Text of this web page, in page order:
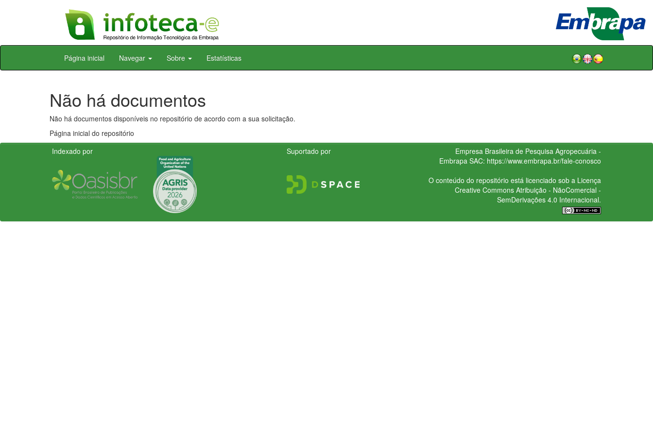
Skip
Página inicial Navegar Sobre Estatísticas
Não há documentos
Não há documentos disponíveis no repositório de acordo com a sua solicitação.
Página inicial do repositório
Indexado por
Suportado por
Empresa Brasileira de Pesquisa Agropecuária -
Embrapa SAC: https://www.embrapa.br/fale-conosco
O conteúdo do repositório está licenciado sob a Licença
Creative CommonsAtribuição - NãoComercial -
SemDerivações 4.0 Internacional.